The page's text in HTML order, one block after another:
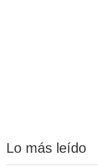
Lo más leído